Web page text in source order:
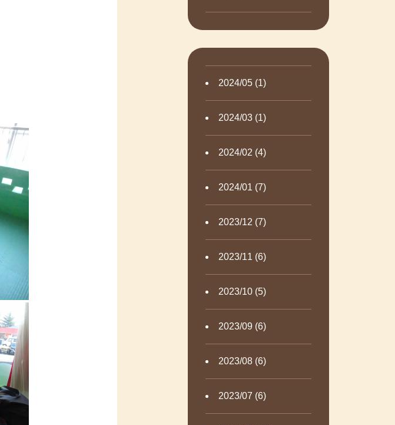
2024/05 (1)
2024/03 (1)
2024/02 (4)
2024/01 (7)
2023/12 (7)
2023/11 (6)
2023/10 (5)
2023/09 (6)
2023/08 (6)
2023/07 (6)